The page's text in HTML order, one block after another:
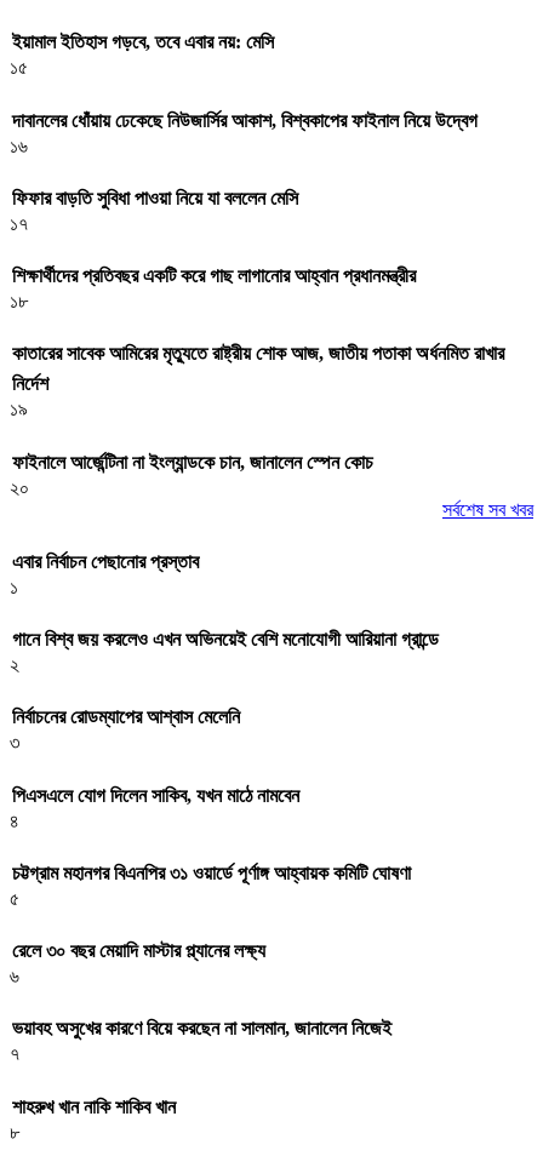
ইয়ামাল ইতিহাস গড়বে, তবে এবার নয়: মেসি
১৫
দাবানলের ধোঁয়ায় ঢেকেছে নিউজার্সির আকাশ, বিশ্বকাপের ফাইনাল নিয়ে উদ্বেগ
১৬
ফিফার বাড়তি সুবিধা পাওয়া নিয়ে যা বললেন মেসি
১৭
শিক্ষার্থীদের প্রতিবছর একটি করে গাছ লাগানোর আহ্বান প্রধানমন্ত্রীর
১৮
কাতারের সাবেক আমিরের মৃত্যুতে রাষ্ট্রীয় শোক আজ, জাতীয় পতাকা অর্ধনমিত রাখার
নির্দেশ
১৯
ফাইনালে আর্জেন্টিনা না ইংল্যান্ডকে চান, জানালেন স্পেন কোচ
২০
সর্বশেষ সব খবর
এবার নির্বাচন পেছানোর প্রস্তাব
১
গানে বিশ্ব জয় করলেও এখন অভিনয়েই বেশি মনোযোগী আরিয়ানা গ্রান্ডে
২
নির্বাচনের রোডম্যাপের আশ্বাস মেলেনি
৩
পিএসএলে যোগ দিলেন সাকিব, যখন মাঠে নামবেন
৪
চট্টগ্রাম মহানগর বিএনপির ৩১ ওয়ার্ডে পূর্ণাঙ্গ আহ্বায়ক কমিটি ঘোষণা
৫
রেলে ৩০ বছর মেয়াদি মাস্টার প্ল্যানের লক্ষ্য
৬
ভয়াবহ অসুখের কারণে বিয়ে করছেন না সালমান, জানালেন নিজেই
৭
শাহরুখ খান নাকি শাকিব খান
৮